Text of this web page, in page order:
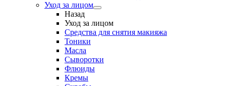
Уход за лицом
Назад
Уход за лицом
Средства для снятия макияжа
Тоники
Масла
Сыворотки
Флюиды
Кремы